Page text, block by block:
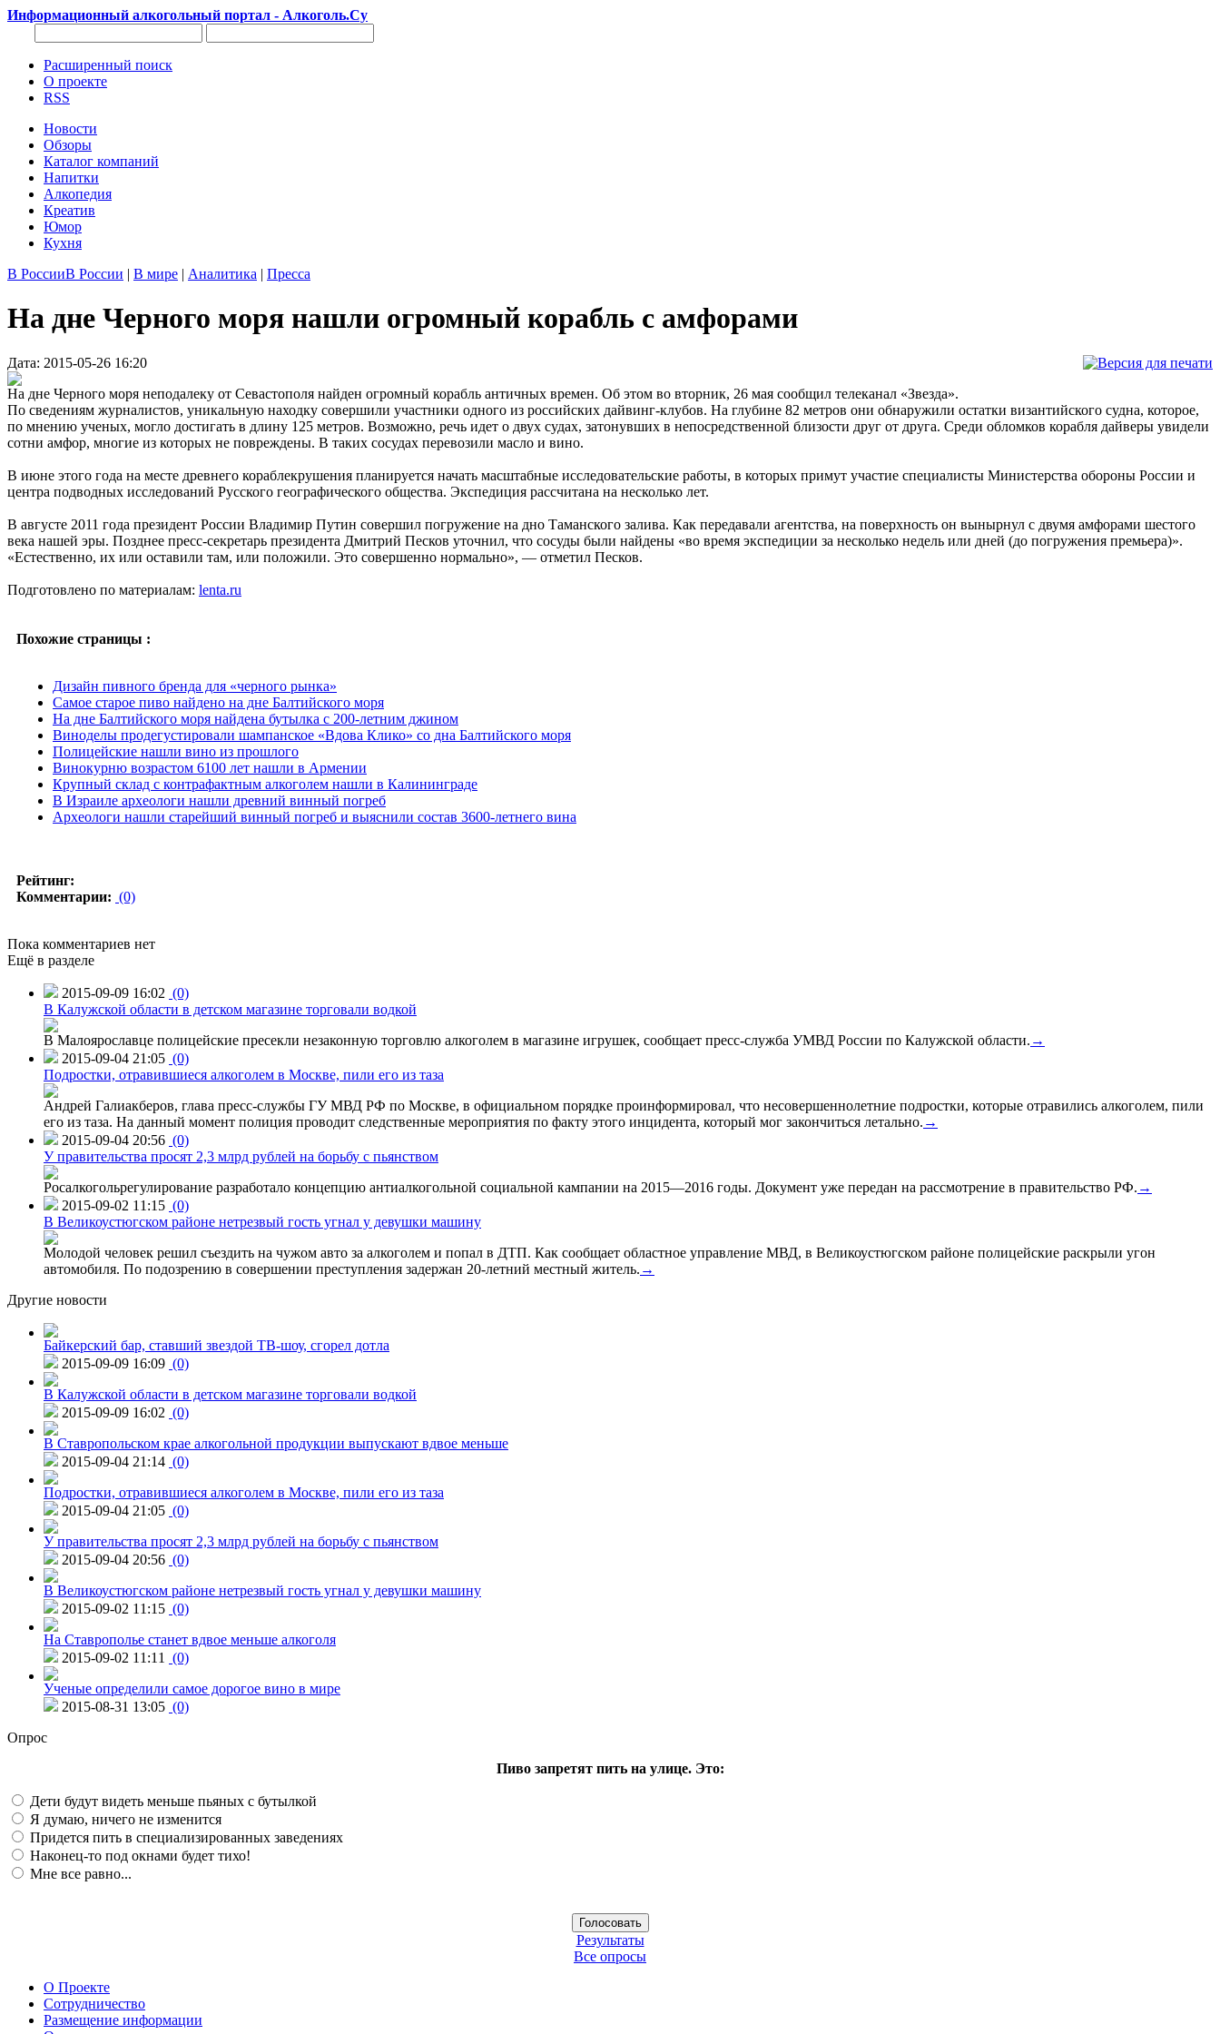
Информационный алкогольный портал - Алкоголь.Су
Расширенный поиск
О проекте
RSS
Новости
Обзоры
Каталог компаний
Напитки
Алкопедия
Креатив
Юмор
Кухня
В РоссииВ России | В мире | Аналитика | Пресса
На дне Черного моря нашли огромный корабль с амфорами
Дата: 2015-05-26 16:20
На дне Черного моря неподалеку от Севастополя найден огромный корабль античных времен. Об этом во вторник, 26 мая сообщил телеканал «Звезда».
По сведениям журналистов, уникальную находку совершили участники одного из российских дайвинг-клубов. На глубине 82 метров они обнаружили остатки византийского судна, которое,
по мнению ученых, могло достигать в длину 125 метров. Возможно, речь идет о двух судах, затонувших в непосредственной близости друг от друга. Среди обломков корабля дайверы увидели
сотни амфор, многие из которых не повреждены. В таких сосудах перевозили масло и вино.
В июне этого года на месте древнего кораблекрушения планируется начать масштабные исследовательские работы, в которых примут участие специалисты Министерства обороны России и
центра подводных исследований Русского географического общества. Экспедиция рассчитана на несколько лет.
В августе 2011 года президент России Владимир Путин совершил погружение на дно Таманского залива. Как передавали агентства, на поверхность он вынырнул с двумя амфорами шестого
века нашей эры. Позднее пресс-секретарь президента Дмитрий Песков уточнил, что сосуды были найдены «во время экспедиции за несколько недель или дней (до погружения премьера)».
«Естественно, их или оставили там, или положили. Это совершенно нормально», — отметил Песков.
Подготовлено по материалам: lenta.ru
Похожие страницы :
Дизайн пивного бренда для «черного рынка»
Самое старое пиво найдено на дне Балтийского моря
На дне Балтийского моря найдена бутылка с 200-летним джином
Виноделы продегустировали шампанское «Вдова Клико» со дна Балтийского моря
Полицейские нашли вино из прошлого
Винокурню возрастом 6100 лет нашли в Армении
Крупный склад с контрафактным алкоголем нашли в Калининграде
В Израиле археологи нашли древний винный погреб
Археологи нашли старейший винный погреб и выяснили состав 3600-летнего вина
Рейтинг:
Комментарии: (0)
Пока комментариев нет
Ещё в разделе
2015-09-09 16:02 (0)
В Калужской области в детском магазине торговали водкой
В Малоярославце полицейские пресекли незаконную торговлю алкоголем в магазине игрушек, сообщает пресс-служба УМВД России по Калужской области. →
2015-09-04 21:05 (0)
Подростки, отравившиеся алкоголем в Москве, пили его из таза
Андрей Галиакберов, глава пресс-службы ГУ МВД РФ по Москве, в официальном порядке проинформировал, что несовершеннолетние подростки, которые отравились алкоголем, пили
его из таза. На данный момент полиция проводит следственные мероприятия по факту этого инцидента, который мог закончиться летально. →
2015-09-04 20:56 (0)
У правительства просят 2,3 млрд рублей на борьбу с пьянством
Росалкогольрегулирование разработало концепцию антиалкогольной социальной кампании на 2015—2016 годы. Документ уже передан на рассмотрение в правительство РФ. →
2015-09-02 11:15 (0)
В Великоустюгском районе нетрезвый гость угнал у девушки машину
Молодой человек решил съездить на чужом авто за алкоголем и попал в ДТП. Как сообщает областное управление МВД, в Великоустюгском районе полицейские раскрыли угон
автомобиля. По подозрению в совершении преступления задержан 20-летний местный житель. →
Другие новости
Байкерский бар, ставший звездой ТВ-шоу, сгорел дотла
2015-09-09 16:09 (0)
В Калужской области в детском магазине торговали водкой
2015-09-09 16:02 (0)
В Ставропольском крае алкогольной продукции выпускают вдвое меньше
2015-09-04 21:14 (0)
Подростки, отравившиеся алкоголем в Москве, пили его из таза
2015-09-04 21:05 (0)
У правительства просят 2,3 млрд рублей на борьбу с пьянством
2015-09-04 20:56 (0)
В Великоустюгском районе нетрезвый гость угнал у девушки машину
2015-09-02 11:15 (0)
На Ставрополье станет вдвое меньше алкоголя
2015-09-02 11:11
(0)
Ученые определили самое дорогое вино в мире
2015-08-31 13:05 (0)
Опрос
Пиво запретят пить на улице. Это:
Дети будут видеть меньше пьяных с бутылкой
Я думаю, ничего не изменится
Придется пить в специализированных заведениях
Наконец-то под окнами будет тихо!
Мне все равно...
Результаты
Все опросы
О Проекте
Сотрудничество
Размещение информации